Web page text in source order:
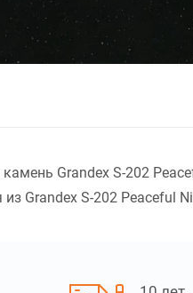
Grandex S-202
Grandex S-202 Peaceful